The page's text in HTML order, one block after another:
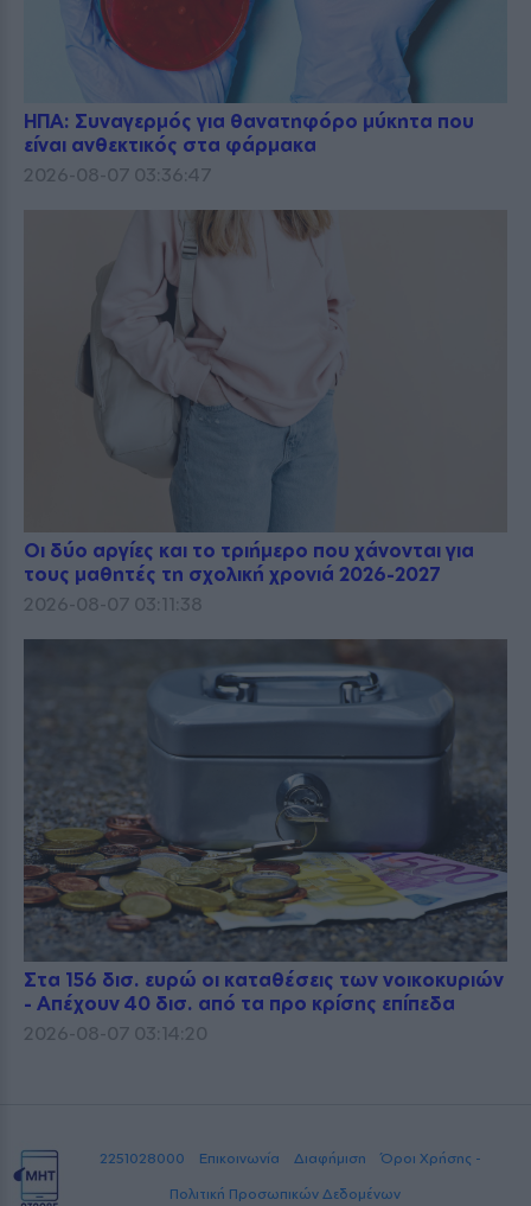
ΗΠΑ: Συναγερμός για θανατηφόρο μύκητα που
είναι ανθεκτικός στα φάρμακα
2026-08-07 03:36:47
Οι δύο αργίες και το τριήμερο που χάνονται για
τους μαθητές τη σχολική χρονιά 2026-2027
2026-08-07 03:11:38
Στα 156 δισ. ευρώ οι καταθέσεις των νοικοκυριών
- Απέχουν 40 δισ. από τα προ κρίσης επίπεδα
2026-08-07 03:14:20
2251028000 Επικοινωνία Διαφήμιση
Όροι Χρήσης -
Πολιτική Προσωπικών Δεδομένων